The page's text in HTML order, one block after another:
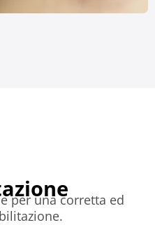
per una corretta ed